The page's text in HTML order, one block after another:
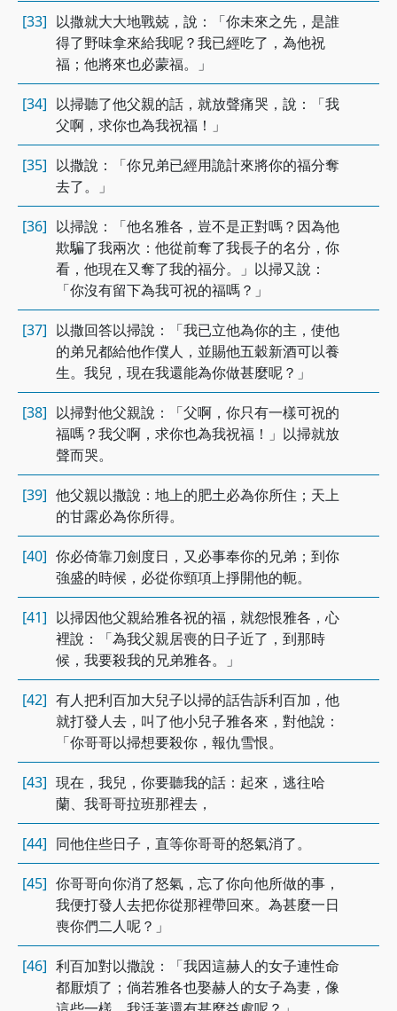
[33] 以撒就大大地戰兢，說：「你未來之先，是誰
得了野味拿來給我呢？我已經吃了，為他祝
福；他將來也必蒙福。」
[34] 以掃聽了他父親的話，就放聲痛哭，說：「我
父啊，求你也為我祝福！」
[35] 以撒說：「你兄弟已經用詭計來將你的福分奪
去了。」
[36] 以掃說：「他名雅各，豈不是正對嗎？因為他
欺騙了我兩次：他從前奪了我長子的名分，你
看，他現在又奪了我的福分。」以掃又說：
「你沒有留下為我可祝的福嗎？」
[37] 以撒回答以掃說：「我已立他為你的主，使他
的弟兄都給他作僕人，並賜他五穀新酒可以養
生。我兒，現在我還能為你做甚麼呢？」
[38] 以掃對他父親說：「父啊，你只有一樣可祝的
福嗎？我父啊，求你也為我祝福！」以掃就放
聲而哭。
[39] 他父親以撒說：地上的肥土必為你所住；天上
的甘露必為你所得。
[40] 你必倚靠刀劍度日，又必事奉你的兄弟；到你
強盛的時候，必從你頸項上掙開他的軛。
[41] 以掃因他父親給雅各祝的福，就怨恨雅各，心
裡說：「為我父親居喪的日子近了，到那時
候，我要殺我的兄弟雅各。」
[42] 有人把利百加大兒子以掃的話告訴利百加，他
就打發人去，叫了他小兒子雅各來，對他說：
「你哥哥以掃想要殺你，報仇雪恨。
[43] 現在，我兒，你要聽我的話：起來，逃往哈
蘭、我哥哥拉班那裡去，
[44] 同他住些日子，直等你哥哥的怒氣消了。
[45] 你哥哥向你消了怒氣，忘了你向他所做的事，
我便打發人去把你從那裡帶回來。為甚麼一日
喪你們二人呢？」
[46] 利百加對以撒說：「我因這赫人的女子連性命
都厭煩了；倘若雅各也娶赫人的女子為妻，像